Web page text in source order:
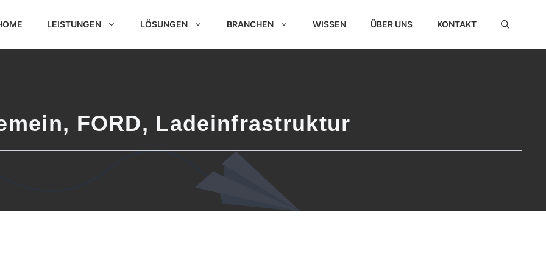
LEISTUNGEN LÖSUNGEN BRANCHEN WISSEN ÜBER UNS KONTAKT
, FORD, Ladeinfrastruktur